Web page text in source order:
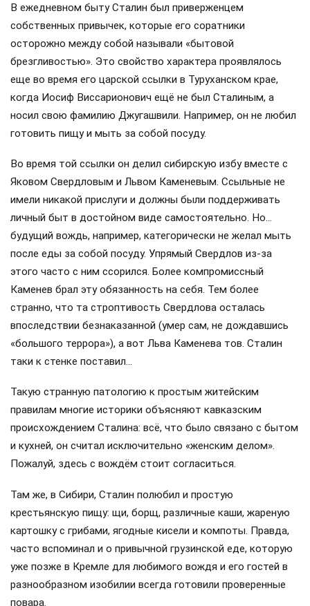
В ежедневном быту Сталин был приверженцем
собственных привычек, которые его соратники
осторожно между собой называли «бытовой
брезгливостью». Это свойство характера проявлялось
еще во время его царской ссылки в Туруханском крае,
когда Иосиф Виссарионович ещё не был Сталиным, а
носил свою фамилию Джугашвили. Например, он не любил
готовить пищу и мыть за собой посуду.
Во время той ссылки он делил сибирскую избу вместе с
Яковом Свердловым и Львом Каменевым. Ссыльные не
имели никакой прислуги и должны были поддерживать
личный быт в достойном виде самостоятельно. Но…
будущий вождь, например, категорически не желал мыть
после еды за собой посуду. Упрямый Свердлов из-за
этого часто с ним ссорился. Более компромиссный
Каменев брал эту обязанность на себя. Тем более
странно, что та строптивость Свердлова осталась
впоследствии безнаказанной (умер сам, не дождавшись
«большого террора»), а вот Льва Каменева тов. Сталин
таки к стенке поставил…
Такую странную патологию к простым житейским
правилам многие историки объясняют кавказским
происхождением Сталина: всё, что было связано с бытом
и кухней, он считал исключительно «женским делом».
Пожалуй, здесь с вождём стоит согласиться.
Там же, в Сибири, Сталин полюбил и простую
крестьянскую пищу: щи, борщ, различные каши, жареную
картошку с грибами, ягодные кисели и компоты. Правда,
часто вспоминал и о привычной грузинской еде, которую
уже позже в Кремле для любимого вождя и его гостей в
разнообразном изобилии всегда готовили проверенные
повара.